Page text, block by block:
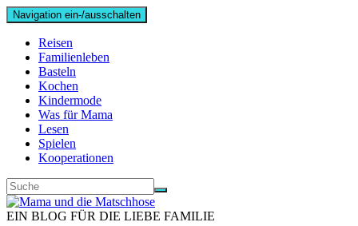
Navigation ein-/ausschalten
Reisen
Familienleben
Basteln
Kochen
Kindermode
Was für Mama
Lesen
Spielen
Kooperationen
EIN BLOG FÜR DIE LIEBE FAMILIE